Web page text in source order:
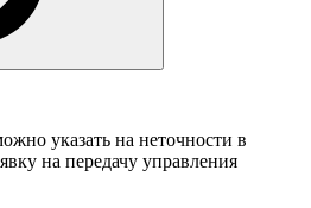
указать на неточности в
на передачу управления